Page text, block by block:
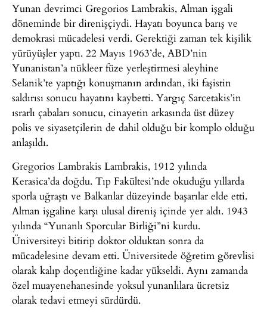
Yunan devrimci Gregorios Lambrakis, Alman işgali
döneminde bir direnişçiydi. Hayatı boyunca barış ve
demokrasi mücadelesi verdi. Gerektiği zaman tek kişilik
yürüyüşler yaptı. 22 Mayıs 1963’de, ABD’nin
Yunanistan’a nükleer füze yerleştirmesi aleyhine
Selanik’te yaptığı konuşmanın ardından, iki faşistin
saldırısı sonucu hayatını kaybetti. Yargıç Sarcetakis’in
ısrarlı çabaları sonucu, cinayetin arkasında üst düzey
polis ve siyasetçilerin de dahil olduğu bir komplo olduğu
anlaşıldı.
Gregorios Lambrakis Lambrakis, 1912 yılında
Kerasica’da doğdu. Tıp Fakültesi’nde okuduğu yıllarda
sporla uğraştı ve Balkanlar düzeyinde başarılar elde etti.
Alman işgaline karşı ulusal direniş içinde yer aldı. 1943
yılında “Yunanlı Sporcular Birliği”ni kurdu.
Üniversiteyi bitirip doktor olduktan sonra da
mücadelesine devam etti. Üniversitede öğretim görevlisi
olarak kalıp doçentliğine kadar yükseldi. Aynı zamanda
özel muayenehanesinde yoksul yunanlılara ücretsiz
olarak tedavi etmeyi sürdürdü.